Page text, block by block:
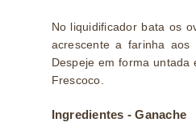
No liquidificador bata os
acrescente a farinha
Despeje em forma
Frescoco.
Ingredientes - Ganache